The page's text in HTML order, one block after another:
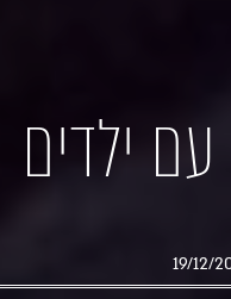
ילדים
19/12/